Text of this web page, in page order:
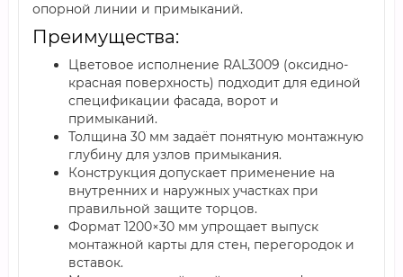
опорной линии и примыканий.
Преимущества:
Цветовое исполнение RAL3009 (оксидно-
красная поверхность) подходит для единой
спецификации фасада, ворот и
примыканий.
Толщина 30 мм задаёт понятную монтажную
глубину для узлов примыкания.
Конструкция допускает применение на
внутренних и наружных участках при
правильной защите торцов.
Формат 1200×30 мм упрощает выпуск
монтажной карты для стен, перегородок и
вставок.